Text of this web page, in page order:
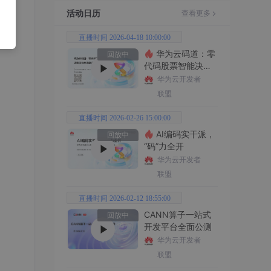
活动日历 查看更多
直播时间 2026-04-18 10:00:00
回放中
代码股票智能决策
平台全功能实战
华为云开发者
联盟
直播时间 2026-02-26 15:00:00
回放中
“码”力全开
华为云开发者
联盟
直播时间 2026-02-12 18:55:00
回放中
CANN算子一站式
开发平台全面公测
华为云开发者
联盟